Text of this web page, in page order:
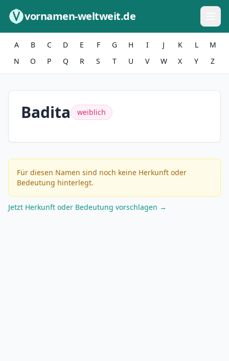
vornamen-weltweit.de
A B C D E F G H I J K L
M
N
O P Q R S T U V W X Y Z
Badita weiblich
Für diesen Namen sind noch keine Herkunft oder
Bedeutung hinterlegt.
Jetzt Herkunft oder Bedeutung vorschlagen →